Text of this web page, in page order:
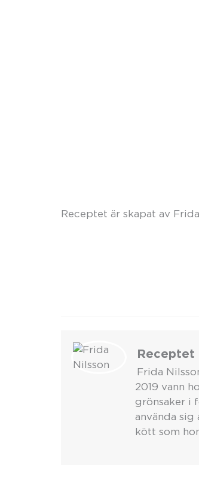
Receptet är skapat av Frida
Receptet
Frida
2019 vann
grönsaker i
använda
kött som